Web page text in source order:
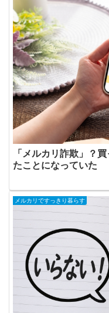
「メルカリ詐欺」？
たことになっていた
メルカリですっきり暮らす